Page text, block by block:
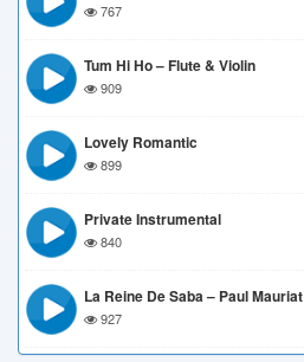
767
Tum Hi Ho – Flute & Violin
909
Lovely Romantic
899
Private Instrumental
840
La Reine De Saba – Paul Mauriat
927